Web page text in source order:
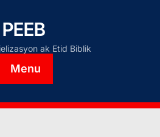
PEEB
ak Etid Biblik
Menu